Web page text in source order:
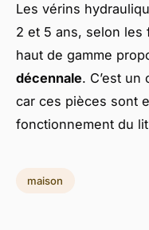
Les vérins
2 et 5 ans, selon les
haut de gamme
décennale. C’est
car ces pièces sont
fonctionnement du
maison